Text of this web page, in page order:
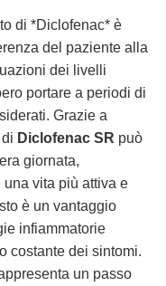
di *Diclofenac* è
del paziente alla
dei livelli
portare a periodi di
Grazie a
Diclofenac SR può
giornata,
vita più attiva e
è un vantaggio
infiammatorie
costante dei sintomi.
un passo